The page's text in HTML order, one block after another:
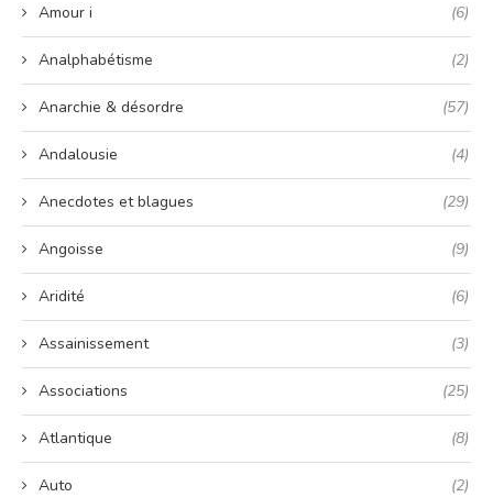
Amour i (6)
Analphabétisme (2)
Anarchie & désordre (57)
Andalousie (4)
Anecdotes et blagues (29)
Angoisse (9)
Aridité (6)
Assainissement (3)
Associations (25)
Atlantique (8)
Auto (2)